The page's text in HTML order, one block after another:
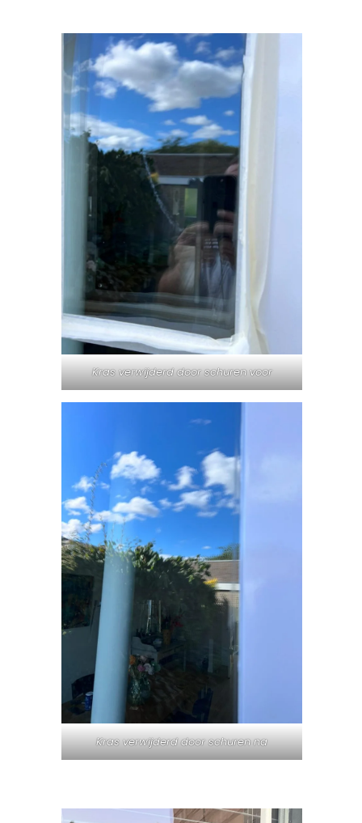
Kras verwijderd door schuren voor
Kras verwijderd door schuren na